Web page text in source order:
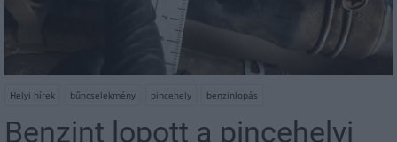
Helyi hírek bűncselekmény pincehely benzinlopás
Benzint lopott a pincehelyi